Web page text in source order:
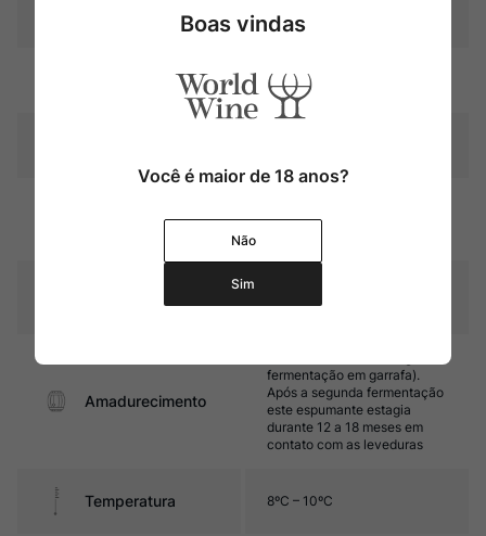
Veuve Ambal
Bourgogne
dourados, perlage fina e
Amadurecimento
fermentação em garrafa).
Após a segunda fermentação
este espumante estagia
durante 12 a 18 meses em
contato com as leveduras
Temperatura 8ºC – 10ºC
Boas vindas
Você é maior de 18 anos?
Não
Sim